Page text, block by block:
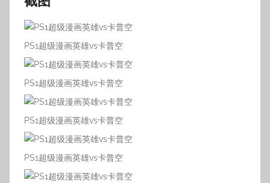
PS1超级漫画英雄vs卡普空
PS1超级漫画英雄vs卡普空
PS1超级漫画英雄vs卡普空
PS1超级漫画英雄vs卡普空